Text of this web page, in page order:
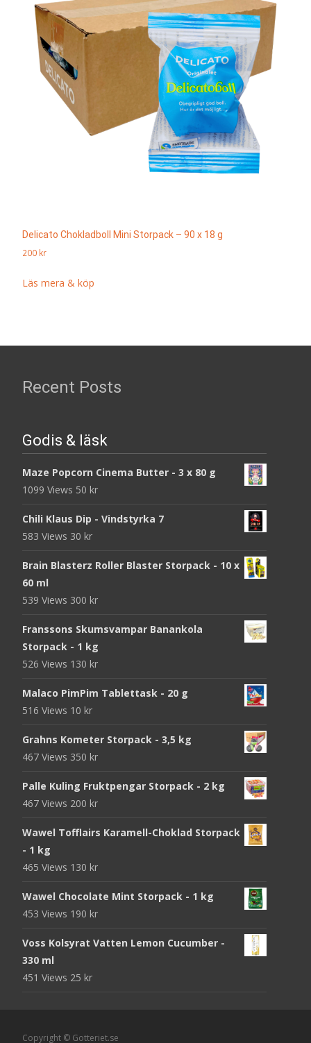
Delicato Chokladboll Mini Storpack – 90 x 18 g
200 kr
Läs mera & köp
Recent Posts
Godis & läsk
Maze Popcorn Cinema Butter - 3 x 80 g
1099 Views 50 kr
Chili Klaus Dip - Vindstyrka 7
583 Views 30 kr
Brain Blasterz Roller Blaster Storpack - 10 x
60 ml
539 Views 300 kr
Franssons Skumsvampar Banankola
Storpack - 1 kg
526 Views 130 kr
Malaco PimPim Tablettask - 20 g
516 Views 10 kr
Grahns Kometer Storpack - 3,5 kg
467 Views 350 kr
Palle Kuling Fruktpengar Storpack - 2 kg
467 Views 200 kr
Wawel Tofflairs Karamell-Choklad Storpack
- 1 kg
465 Views 130 kr
Wawel Chocolate Mint Storpack - 1 kg
453 Views 190 kr
Voss Kolsyrat Vatten Lemon Cucumber -
330 ml
451 Views 25 kr
Copyright © Gotteriet.se